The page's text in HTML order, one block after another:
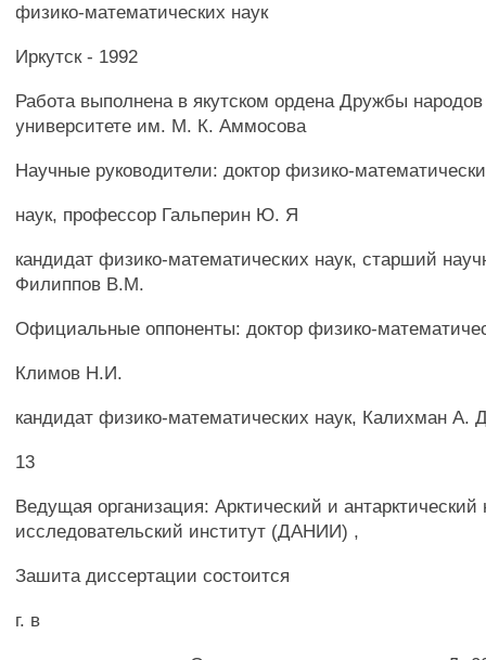
физико-математических наук
Иркутск - 1992
Работа выполнена в якутском ордена Дружбы народов
университете им. М. К. Аммосова
Научные руководители: доктор физико-
наук, профессор Гальперин Ю. Я
кандидат физико-математических наук, старший
Филиппов В.М.
Официальные оппоненты: доктор физико-
Климов Н.И.
кандидат физико-математических наук, Калихман А.
13
Ведущая организация: Арктический и антарктический
исследовательский институт (ДАНИИ) ,
Зашита диссертации состоится
г. в